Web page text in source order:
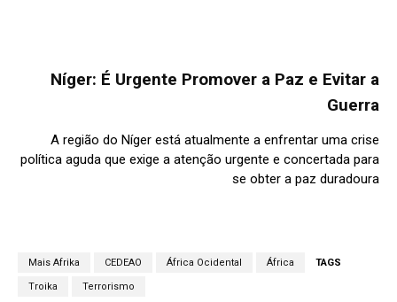
Níger: É Urgente Promover a Paz e Evitar a
Guerra
A região do Níger está atualmente a enfrentar uma crise
política aguda que exige a atenção urgente e concertada para
se obter a paz duradoura
TAGS
África
África Ocidental
CEDEAO
Mais Afrika
Terrorismo
Troika